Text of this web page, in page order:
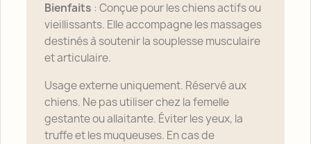
Bienfaits : Conçue pour les chiens actifs ou
vieillissants. Elle accompagne les massages
destinés à soutenir la souplesse musculaire
et articulaire.
Usage externe uniquement. Réservé aux
chiens. Ne pas utiliser chez la femelle
gestante ou allaitante. Éviter les yeux, la
truffe et les muqueuses. En cas de